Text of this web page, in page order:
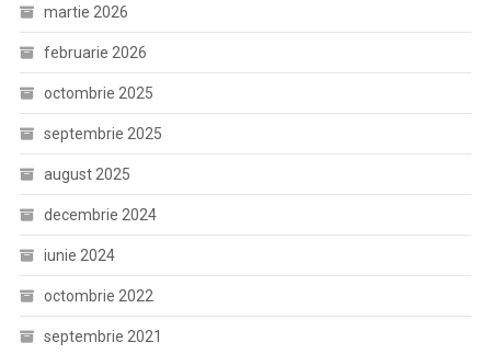
martie 2026
februarie 2026
octombrie 2025
septembrie 2025
august 2025
decembrie 2024
iunie 2024
octombrie 2022
septembrie 2021